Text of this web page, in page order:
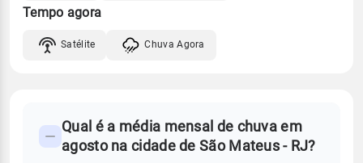
Tempo agora
Satélite Chuva Agora
Perguntas
Qual é a média mensal de chuva em
agosto na cidade de São Mateus - RJ?